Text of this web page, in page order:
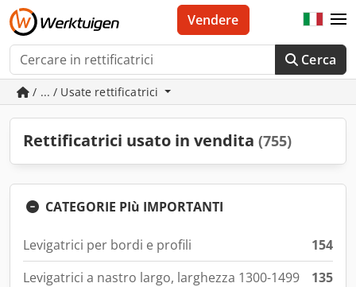
Cerca
Vendere
/ ... / Usate rettificatrici
Rettificatrici usato in vendita (755)
CATEGORIE PIù IMPORTANTI
Levigatrici per bordi e profili
154
Levigatrici a nastro largo, larghezza 1300-1499
135